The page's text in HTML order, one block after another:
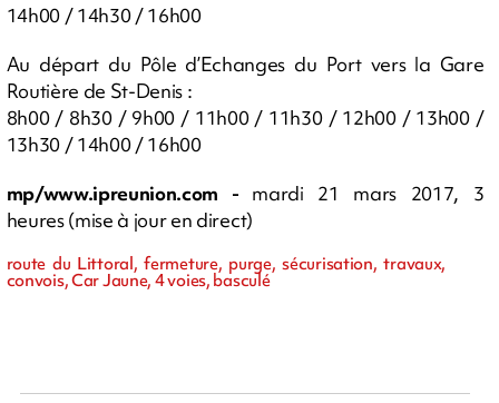
14h00 / 14h30 / 16h00
Au départ du Pôle d’Echanges du Port vers la Gare
Routière de St-Denis :
8h00 / 8h30 / 9h00 / 11h00 / 11h30 / 12h00 / 13h00 /
13h30 / 14h00 / 16h00
mp/www.ipreunion.com - mardi 21 mars 2017, 3
heures (mise à jour en direct)
route du Littoral, fermeture, purge, sécurisation, travaux,
convois, Car Jaune, 4 voies, basculé